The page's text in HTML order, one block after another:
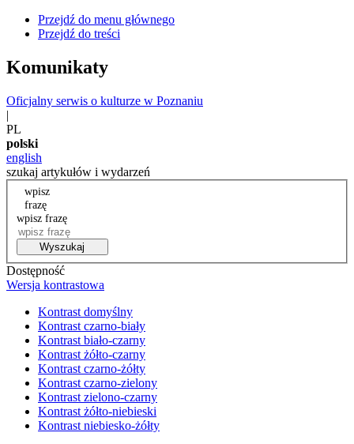
Przejdź do menu głównego
Przejdź do treści
Komunikaty
Oficjalny serwis o kulturze w Poznaniu
|
PL
polski
english
szukaj artykułów i wydarzeń
wpisz
frazę
wpisz frazę
Wyszukaj
Dostępność
Wersja kontrastowa
Kontrast domyślny
Kontrast czarno-biały
Kontrast biało-czarny
Kontrast żółto-czarny
Kontrast czarno-żółty
Kontrast czarno-zielony
Kontrast zielono-czarny
Kontrast żółto-niebieski
Kontrast niebiesko-żółty